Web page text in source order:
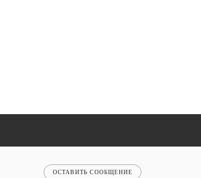
ОСТАВИТЬ СООБЩЕНИЕ